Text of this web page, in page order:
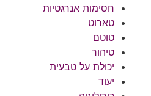
חסימות אנרגטיות
טארוט
טוטם
טיהור
יכולת על טבעית
יעוד